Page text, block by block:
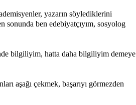
yazarın söylediklerini
sonunda ben edebiyatçıyım, sosyolog
bilgiliyim, hatta daha bilgiliyim demeye
aşağı çekmek, başarıyı görmezden